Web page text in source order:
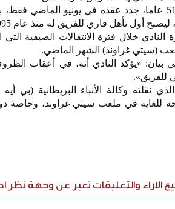
وكان المدرب البرتغالي، 51 عاما، جدد عقده في
أول تأهل قاري للفريق له منذ عام 1995.
النادي خلال فترة الانتقالات الصيفية
(سيتي غراوند) الشهر الماضي.
«يؤكد النادي أنه، في أعقاب الظروف
للفريق».
نقلته وكالة الأنباء البريطانية (بي
الاراء والتعليقات تعبر عن وجهة نظر